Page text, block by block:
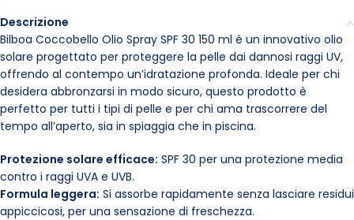
Descrizione
Bilboa Coccobello Olio Spray SPF 30 150 ml è un innovativo olio
solare progettato per proteggere la pelle dai dannosi raggi UV,
offrendo al contempo un’idratazione profonda. Ideale per chi
desidera abbronzarsi in modo sicuro, questo prodotto è
perfetto per tutti i tipi di pelle e per chi ama trascorrere del
tempo all’aperto, sia in spiaggia che in piscina.
Protezione solare efficace: SPF 30 per una protezione media
contro i raggi UVA e UVB.
Formula leggera: Si assorbe rapidamente senza lasciare residui
appiccicosi, per una sensazione di freschezza.